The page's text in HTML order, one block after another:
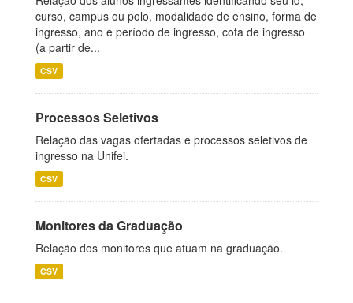
curso, campus ou polo, modalidade de ensino, forma de
ingresso, ano e período de ingresso, cota de ingresso
(a partir de...
CSV
Processos Seletivos
Relação das vagas ofertadas e processos seletivos de
ingresso na Unifei.
CSV
Monitores da Graduação
Relação dos monitores que atuam na graduação.
CSV